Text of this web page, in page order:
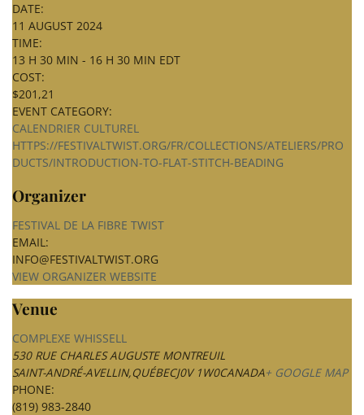
DATE:
11 AUGUST 2024
TIME:
13 H 30 MIN - 16 H 30 MIN EDT
COST:
$201,21
EVENT CATEGORY:
CALENDRIER CULTUREL
HTTPS://FESTIVALTWIST.ORG/FR/COLLECTIONS/ATELIERS/PRO
DUCTS/INTRODUCTION-TO-FLAT-STITCH-BEADING
Organizer
FESTIVAL DE LA FIBRE TWIST
EMAIL:
INFO@FESTIVALTWIST.ORG
VIEW ORGANIZER WEBSITE
Venue
COMPLEXE WHISSELL
530 RUE CHARLES AUGUSTE MONTREUIL
SAINT-ANDRÉ-AVELLIN,QUÉBECJ0V 1W0CANADA+ GOOGLE MAP
PHONE:
(819) 983-2840